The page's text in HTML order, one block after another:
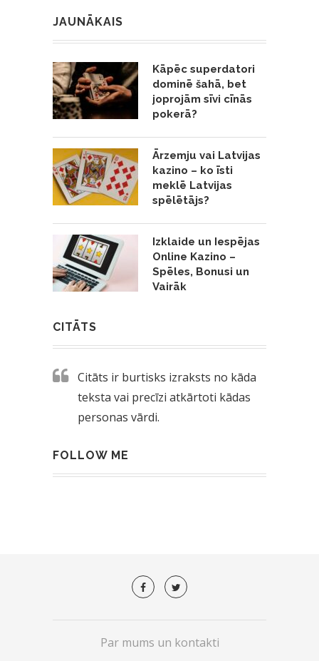
JAUNĀKAIS
Kāpēc superdatori
dominē šahā, bet
joprojām sīvi cīnās
pokerā?
Ārzemju vai Latvijas
kazino – ko īsti
meklē Latvijas
spēlētājs?
Izklaide un Iespējas
Online Kazino –
Spēles, Bonusi un
Vairāk
CITĀTS
Citāts ir burtisks izraksts no kāda
teksta vai precīzi atkārtoti kādas
personas vārdi.
FOLLOW ME
Par mums un kontakti